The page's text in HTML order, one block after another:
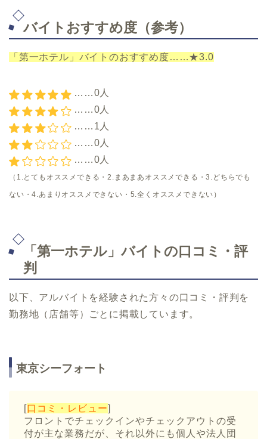
バイトおすすめ度（参考）
「第一ホテル」バイトのおすすめ度……★3.0
……0人
……0人
……1人
……0人
……0人
（1.とてもオススメできる・2.まあまあオススメできる・3.どちらでも
ない・4.あまりオススメできない・5.全くオススメできない）
「第一ホテル」バイトの口コミ・評
判
以下、アルバイトを経験された方々の口コミ・評判を
勤務地（店舗等）ごとに掲載しています。
東京シーフォート
[口コミ・レビュー]
フロントでチェックインやチェックアウトの受
付が主な業務だが、それ以外にも個人や法人団